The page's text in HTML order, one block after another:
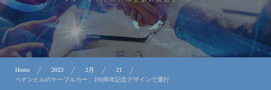
お問合せ
Home 2023 2月
21
ペナンヒルのケーブルカー、100周年記念デザインで運行